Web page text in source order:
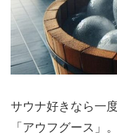
サウナ好きなら一
「アウフグース」。